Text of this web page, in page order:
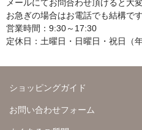
メールにてお問合わせ頂けると大
お急ぎの場合はお電話でも結構です
営業時間：9:30～17:30
定休日：土曜日・日曜日・祝日（
ショッピングガイド
お問い合わせフォーム